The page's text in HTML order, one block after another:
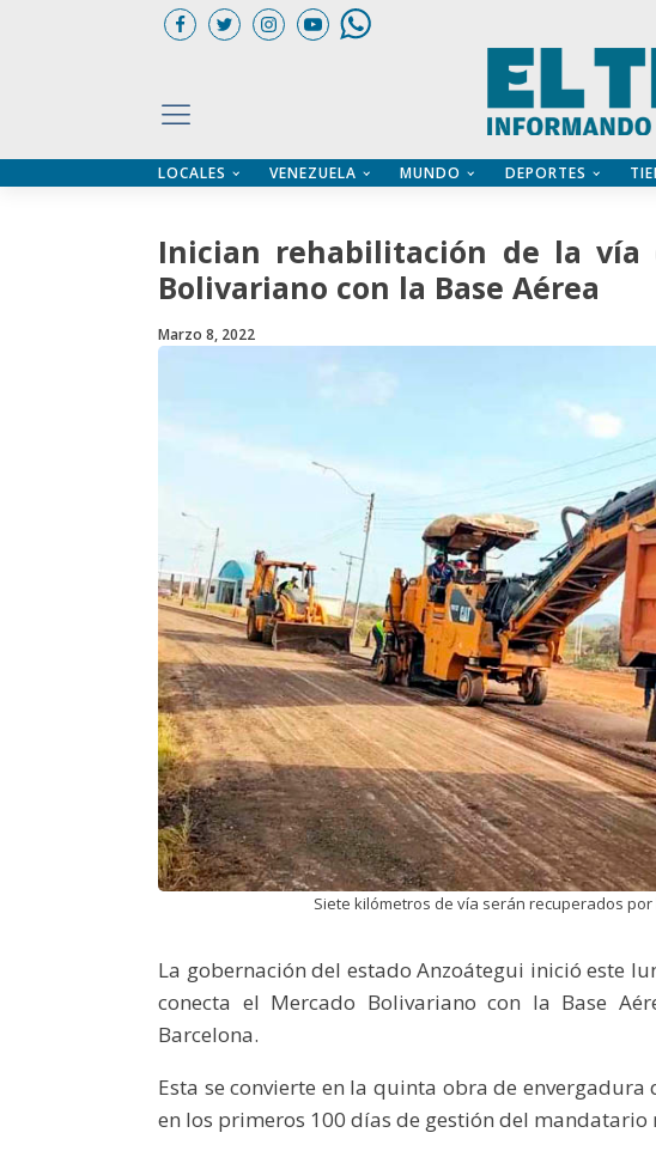
LOCALES VENEZUELA MUNDO DEPORTES
Inician rehabilitación de la vía
Bolivariano con la Base Aérea
Marzo 8, 2022
Siete kilómetros de vía serán recuperados
La gobernación del estado Anzoátegui inició este
conecta el Mercado Bolivariano con la Base
Barcelona.
Esta se convierte en la quinta obra de
en los primeros 100 días de gestión del mandatario